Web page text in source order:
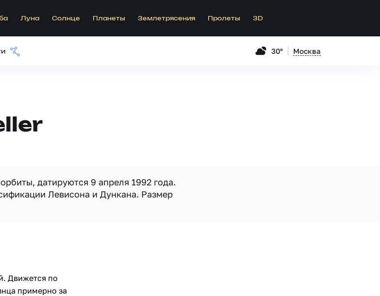
Луна Солнце Планеты Землетрясения Пролеты 3D
30° Москва
датируются 9 апреля 1992 года.
Левисона и Дункана. Размер
Движется по
примерно за